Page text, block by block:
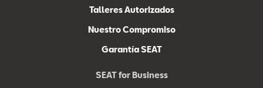
Talleres Autorizados
Nuestro Compromiso
Garantía SEAT
SEAT for Business